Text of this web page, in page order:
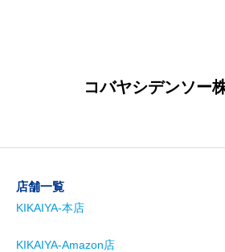
コバヤシデンソー
店舗一覧
KIKAIYA-本店
KIKAIYA-Amazon店